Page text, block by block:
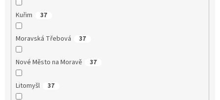
Kuřim 37
Moravská Třebová 37
Nové Město na Moravě 37
Litomyšl 37